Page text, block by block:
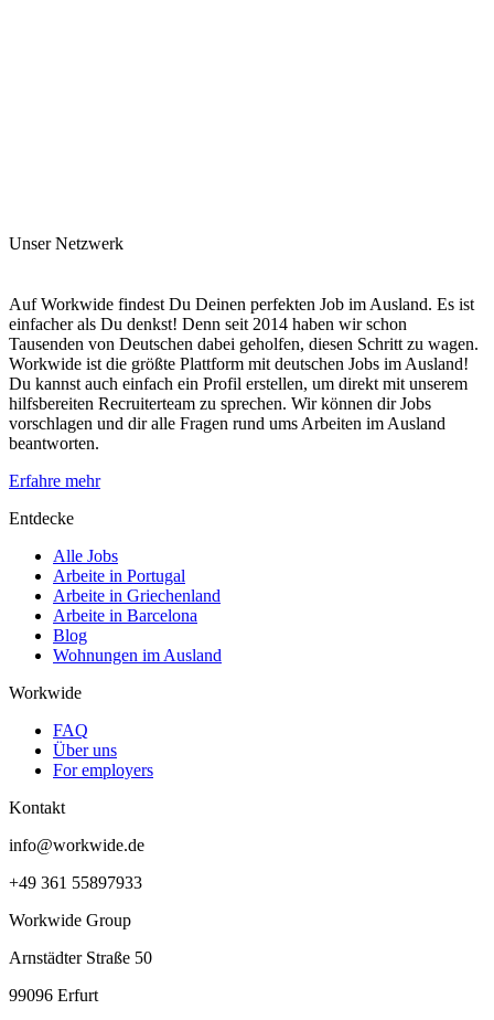
Unser Netzwerk
Auf Workwide findest Du Deinen perfekten Job im Ausland. Es ist
einfacher als Du denkst! Denn seit 2014 haben wir schon
Tausenden von Deutschen dabei geholfen, diesen Schritt zu wagen.
Workwide ist die größte Plattform mit deutschen Jobs im Ausland!
Du kannst auch einfach ein Profil erstellen, um direkt mit unserem
hilfsbereiten Recruiterteam zu sprechen. Wir können dir Jobs
vorschlagen und dir alle Fragen rund ums Arbeiten im Ausland
beantworten.
Erfahre mehr
Entdecke
Alle Jobs
Arbeite in Portugal
Arbeite in Griechenland
Arbeite in Barcelona
Blog
Wohnungen im Ausland
Workwide
FAQ
Über uns
For employers
Kontakt
info@workwide.de
+49 361 55897933
Workwide Group
Arnstädter Straße 50
99096 Erfurt